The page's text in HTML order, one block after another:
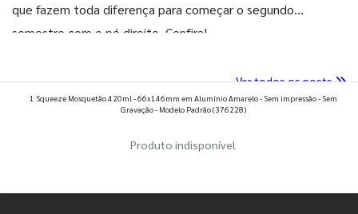
que fazem toda diferença para começar o segundo
semestre com o pé direito. Confira!
Ver todos os posts
1 Squeeze Mosquetão 420ml - 66x146mm em Alumínio Amarelo - Sem impressão - Sem
Gravação - Modelo Padrão(376228)
Produto indisponível